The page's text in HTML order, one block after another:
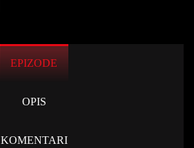
EPIZODE
OPIS
KOMENTARI